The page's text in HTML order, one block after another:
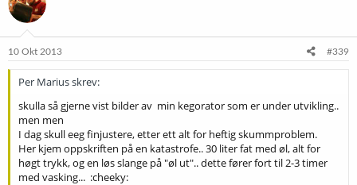
10 Okt 2013 #339
Per Marius skrev:
skulla så gjerne vist bilder av min kegorator som er under utvikling..
men men
I dag skull eeg finjustere, etter ett alt for heftig skummproblem.
Her kjem oppskriften på en katastrofe.. 30 liter fat med øl, alt for
høgt trykk, og en løs slange på "øl ut".. dette fører fort til 2-3 timer
med vasking... :cheeky: